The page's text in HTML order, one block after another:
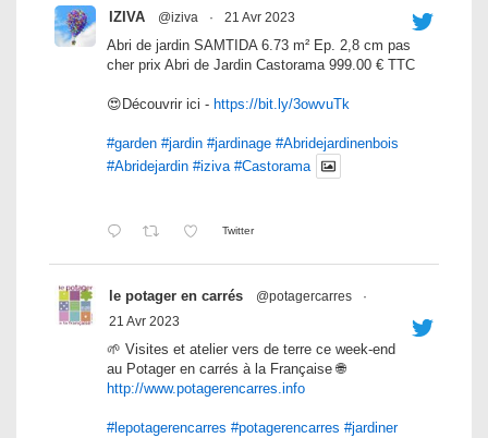
IZIVA @iziva · 21 Avr 2023
Abri de jardin SAMTIDA 6.73 m² Ep. 2,8 cm pas
cher prix Abri de Jardin Castorama 999.00 € TTC
😍Découvrir ici - https://bit.ly/3owvuTk
#garden #jardin #jardinage #Abridejardinenbois
#Abridejardin #iziva #Castorama
Twitter
le potager en carrés @potagercarres
·
21 Avr 2023
🌱 Visites et atelier vers de terre ce week-end
au Potager en carrés à la Française 🌐
http://www.potagerencarres.info
#lepotagerencarres #potagerencarres #jardiner